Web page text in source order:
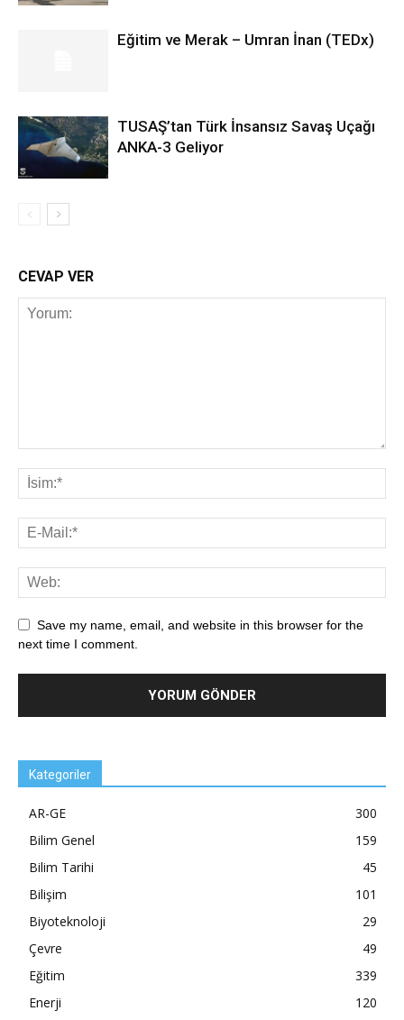
Eğitim ve Merak – Umran İnan (TEDx)
TUSAŞ’tan Türk İnsansız Savaş Uçağı
ANKA-3 Geliyor
CEVAP VER
Save my name, email, and website in this browser for the
next time I comment.
Kategoriler
AR-GE
300
Bilim Genel
159
Bilim Tarihi
45
Bilişim
101
Biyoteknoloji
29
Çevre
49
Eğitim
339
Enerji
120